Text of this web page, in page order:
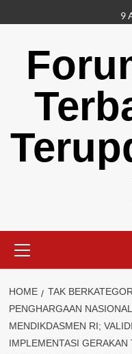
to
9
Menu
HOME TAK
PENGHARGAAN
MENDIKDASMEN RI;
IMPLEMENTASI GERAKAN